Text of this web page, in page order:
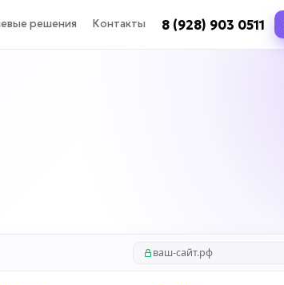
решения Контакты 8 (928) 903 0511